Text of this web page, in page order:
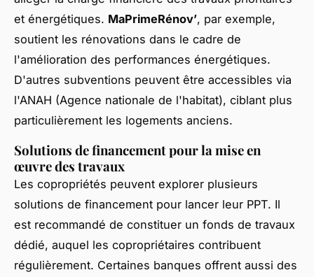
et énergétiques. MaPrimeRénov’, par exemple,
soutient les rénovations dans le cadre de
l'amélioration des performances énergétiques.
D'autres subventions peuvent être accessibles via
l'ANAH (Agence nationale de l'habitat), ciblant plus
particulièrement les logements anciens.
Solutions de financement pour la mise en
œuvre des travaux
Les copropriétés peuvent explorer plusieurs
solutions de financement pour lancer leur PPT. Il
est recommandé de constituer un fonds de travaux
dédié, auquel les copropriétaires contribuent
régulièrement. Certaines banques offrent aussi des